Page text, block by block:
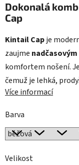
Dokonalá
Cap
Kintail Capje
zaujme
komfortem nošení.
čemuž je lehká,
Více informací
Barva
Velikost